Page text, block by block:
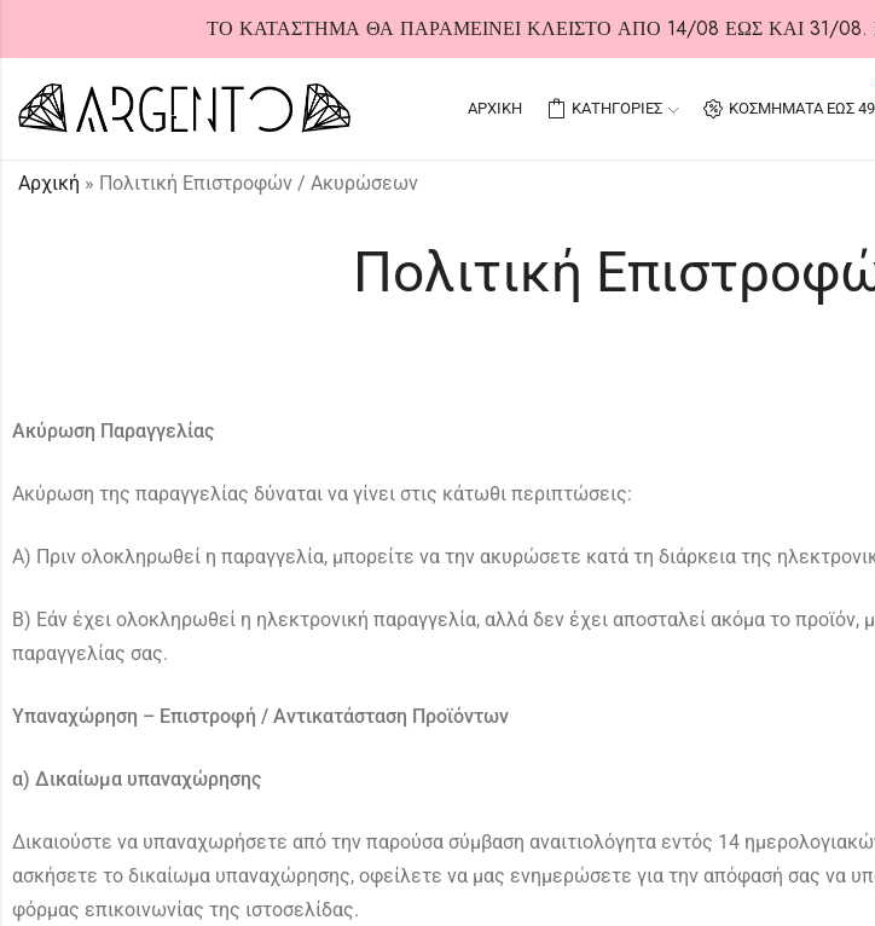
ΤΟ ΚΑΤΑΣΤΗΜΑ ΘΑ ΠΑΡΑΜΕΙΝΕΙ ΚΛΕΙΣΤΟ ΑΠΟ 14/08 ΕΩΣ ΚΑΙ 31/
ΑΡΧΙΚΗ ΚΑΤΗΓΟΡΙΕΣ ΚΟΣΜΗΜΑΤΑ ΕΩΣ
Πολιτική
Αρχική » Πολιτική Επιστροφών / Ακυρώσεων
Ακύρωση Παραγγελίας
Ακύρωση της παραγγελίας δύναται να γίνει στις κάτωθι περιπτώσεις:
Α) Πριν ολοκληρωθεί η παραγγελία, μπορείτε να την ακυρώσετε κατά τη διάρκεια της
Β) Εάν έχει ολοκληρωθεί η ηλεκτρονική παραγγελία, αλλά δεν έχει αποσταλεί ακόμα το
παραγγελίας σας.
Υπαναχώρηση – Επιστροφή / Αντικατάσταση Προϊόντων
α) Δικαίωμα υπαναχώρησης
Δικαιούστε να υπαναχωρήσετε από την παρούσα σύμβαση αναιτιολόγητα εντός 14
ασκήσετε το δικαίωμα υπαναχώρησης, οφείλετε να μας ενημερώσετε για την απόφασή σας να
φόρμας επικοινωνίας της ιστοσελίδας.